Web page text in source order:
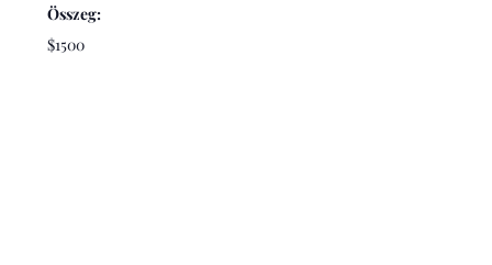
Összeg:
$1500